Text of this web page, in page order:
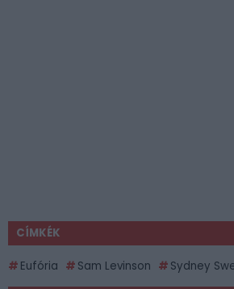
CÍMKÉK
Eufória Sam Levinson Sydney